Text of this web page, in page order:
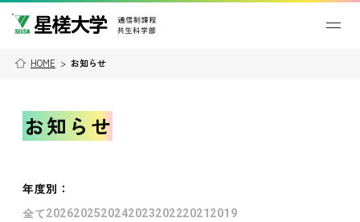
HOME > お知らせ
お知らせ
年度別 ：
全て202620252024202320222021 2019